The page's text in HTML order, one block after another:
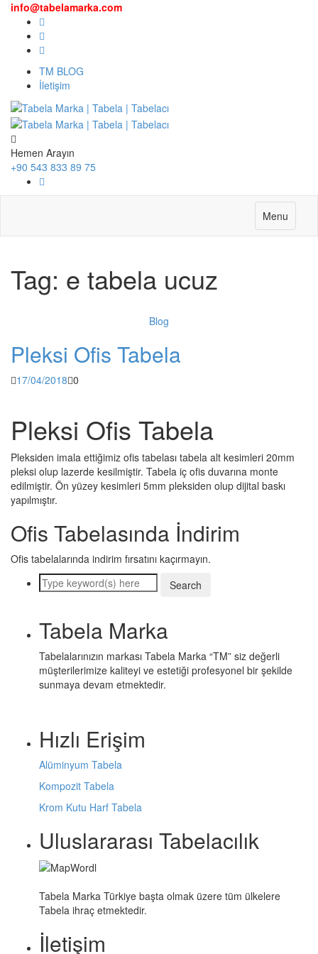
info@tabelamarka.com
TM BLOG
İletişim
Hemen Arayın
+90 543 833 89 75
Menu
Tag: e tabela ucuz
Blog
Pleksi Ofis Tabela
17/04/2018 0
Pleksi Ofis Tabela
Pleksiden imala ettiğimiz ofis tabelası tabela alt kesimleri 20mm
pleksi olup lazerde kesilmiştir. Tabela iç ofis duvarına monte
edilmiştir. Ön yüzey kesimleri 5mm pleksiden olup dijital baskı
yapılmıştır.
Ofis Tabelasında İndirim
Ofis tabelalarında indirim fırsatını kaçırmayın.
Tabela Marka
Tabelalarınızın markası Tabela Marka “TM” siz değerli
müşterilerimize kaliteyi ve estetiği profesyonel bir şekilde
sunmaya devam etmektedir.
Hızlı Erişim
Alüminyum Tabela
Kompozit Tabela
Krom Kutu Harf Tabela
Uluslararası Tabelacılık
Tabela Marka Türkiye başta olmak üzere tüm ülkelere
Tabela ihraç etmektedir.
İletişim